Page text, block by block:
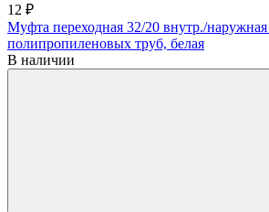
12 ₽
Муфта переходная 32/20 внутр./наружная
полипропиленовых труб, белая
В наличии